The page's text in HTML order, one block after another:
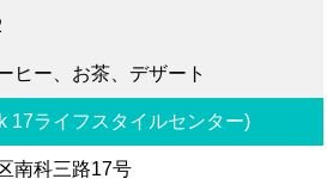
ヒー、お茶、デザート
17ライフスタイルセンター)
南科三路17号